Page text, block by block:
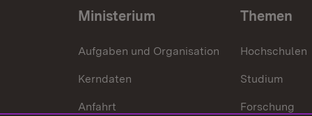
Ministerium
Aufgaben und Organisation
Kerndaten
Anfahrt
Themen
Hochschulen
Studium
Forschung